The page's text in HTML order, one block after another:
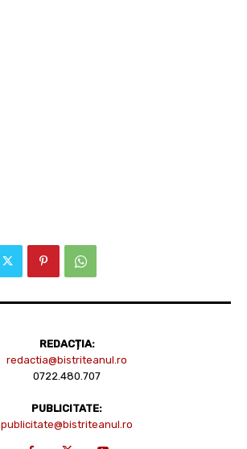
REDACȚIA:
redactia@bistriteanul.ro
0722.480.707
PUBLICITATE:
publicitate@bistriteanul.ro